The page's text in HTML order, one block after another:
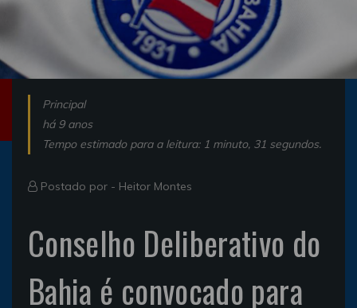
Principal
há 9 anos
Tempo estimado para a leitura: 1 minuto, 31 segundos.
Postado por - Heitor Montes
Conselho Deliberativo do
Bahia é convocado para